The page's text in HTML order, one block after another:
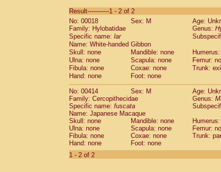
CebidaeSaguinus labiatus(0)
Cebidae Saguinus leucopus (0)
CebidaeSaguinus midas
CebidaeSaguinus mystax
CebidaeSaguinus nigricollis (0)
Cebidae Saguinus oedipus
Cebidae Saguinus weddelli
Cebidae Saguinusspp.
CebidaeAotus trivirgatus(0)
Cebidae Cebus albifrons
CebidaeCebus apella
CebidaeCebus capucinus
Cebidae Cebus nigrivittatus
Cebidae Cebusspp.(0)
Cebidae Saimiri boliviensis
Cebidae Saimiri sciureus
Atelidae
Result-----------1 - 2 of 2
No: 00018
Sex: M
Age:
Family: Hylobatidae
Genus:
Specific name: lar
Name: White-handed Gibbon
Skull: none
Mandible: none
Ulna: none
Scapula: none
Femur:
Fibula: none
Coxae: none
Trunk:
Hand: none
Foot: none
No: 00414 Sex: M
Age:
Family: Cercopithecidae
Genus:
Specific name: fuscata
Name: Japanese Macaque
Skull: none
Mandible: none
Ulna: none
Scapula: none
Femur:
Fibula: none
Coxae: none
Trunk:
Hand: none
Foot: none
1 - 2 of 2